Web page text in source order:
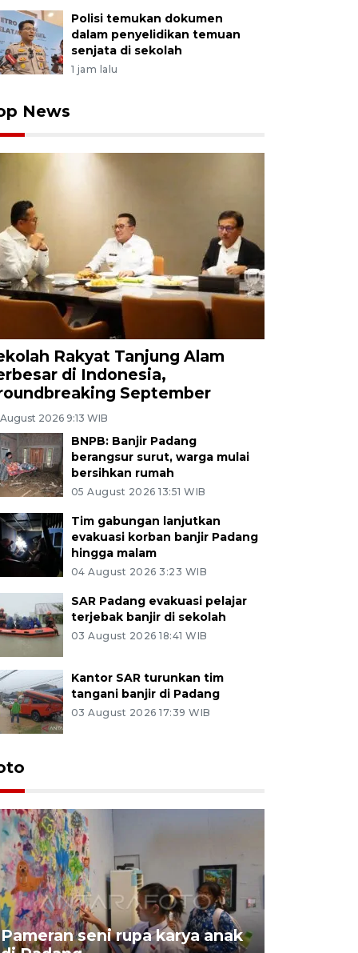
Polisi temukan dokumen
dalam penyelidikan temuan
senjata di sekolah
1 jam lalu
News
Rakyat Tanjung Alam
di Indonesia,
September
2026 9:13 WIB
BNPB: Banjir Padang
berangsur surut, warga mulai
bersihkan rumah
05 August 2026 13:51 WIB
Tim gabungan lanjutkan
evakuasi korban banjir Padang
hingga malam
04 August 2026 3:23 WIB
SAR Padang evakuasi pelajar
terjebak banjir di sekolah
03 August 2026 18:41 WIB
Kantor SAR turunkan tim
tangani banjir di Padang
03 August 2026 17:39 WIB
Pameran seni rupa karya anak